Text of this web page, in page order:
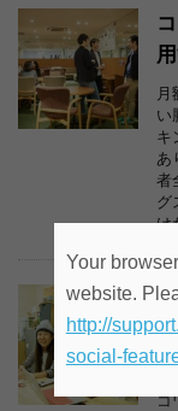
い
キ
あ
者
グ
け
コ
Your
website.
http://
social-